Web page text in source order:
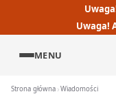
Uwaga!
MENU
Strona główna Wiadomości